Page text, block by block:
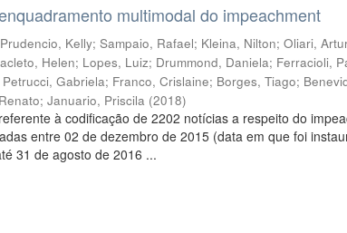
multimodal do impeachment
Prudencio, Kelly;Sampaio, Rafael; Kleina, Nilton;Oliari,
Helen; Lopes, Luiz; Drummond, Daniela; Ferracioli,
Petrucci, Gabriela; Franco, Crislaine; Borges, Tiago;
;Januario, Priscila (2018)
à codificação de 2202 notícias a respeito do
entre 02 de dezembro de 2015 (data em que foi
31 de agosto de 2016 ...